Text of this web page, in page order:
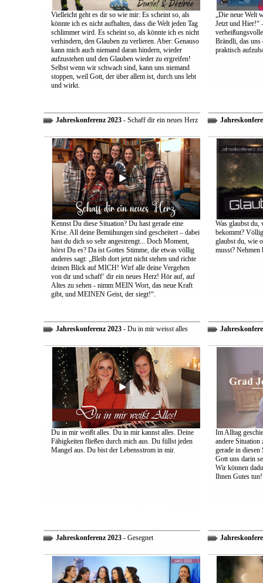
Vielleicht geht es dir so wie mir: Es scheint so, als
könnte ich es nicht aufhalten, dass die Welt jeden Tag
schlimmer wird. Es scheint so, als könnte ich es nicht
verhindern, den Glauben zu verlieren. Aber: Genauso
kann mich auch niemand daran hindern, wieder
aufzustehen und den Glauben wieder zu ergreifen!
Selbst wenn wir schwach sind, kann uns niemand
stoppen, weil Gott, der über allem ist, durch uns lebt
und wirkt.
„Die neue Welt
Jetzt und Hier!“
Brändli, das uns
praktisch
Jahreskonferenz 2023- Schaff dir ein neues Herz
Kennst Du diese Situation? Du hast gerade eine
Krise. All deine Bemühungen sind gescheitert – dabei
hast du dich so sehr angestrengt... Doch Moment,
hörst Du es? Da ist Gottes Stimme, die etwas völlig
anderes sagt: „Bleib dort jetzt nicht stehen und richte
deinen Blick auf MICH! Wirf alle deine Vergehen
von dir und schaff‘ dir ein neues Herz! Hör auf, auf
Altes zu sehen - nimm MEIN Wort, das neue Kraft
gibt, und MEINEN Geist, der siegt!“.
Was glaubst du,
bekommt?
glaubst du, wie
musst? Nehmen
Jahreskonferenz 2023- Du in mir weisst alles
Du in mir weißt alles. Du in mir kannst alles. Deine
Fähigkeiten fließen durch mich aus. Du füllst jeden
Mangel aus. Du bist der Lebensstrom in mir.
Im Alltag
andere
gerade in
Gott uns darin
Wir können
Ihnen Gutes tun!
Jahreskonferenz 2023- Gesegnet